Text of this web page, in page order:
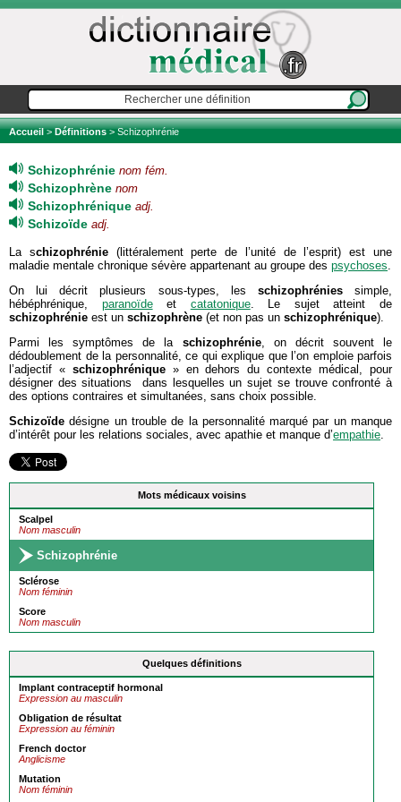
Accueil>Définitions> Schizophrénie
Mots médicaux voisins
Scalpel
Nom masculin
Schizophrénie
Sclérose
Nom féminin
Score
Nom masculin
Quelques définitions
Implant contraceptif hormonal
Expression au masculin
Obligation de résultat
Expression au féminin
French doctor
Anglicisme
Mutation
Nom féminin
Schizophrénie nom fém.
Schizophrène nom
Schizophrénique adj.
Schizoïde adj.
La schizophrénie(littéralement perte de l’unité de l’esprit) est une
maladie mentale chronique sévère appartenant au groupe des psychoses.
On lui décrit plusieurs sous-types, les schizophréniessimple,
hébéphrénique, paranoïdeet catatonique. Le sujet atteint de
schizophrénie est un schizophrène (et non pas un schizophrénique).
Parmi les symptômes de la schizophrénie, on décrit souvent le
dédoublement de la personnalité, ce qui explique que l’on emploie parfois
l’adjectif « schizophrénique» en dehors du contexte médical, pour
désigner des situations dans lesquelles un sujet se trouve confronté à
des options contraires et simultanées, sans choix possible.
Schizoïde désigne un trouble de la personnalité marqué par un manque
d’intérêt pour les relations sociales, avec apathie et manque d’empathie.